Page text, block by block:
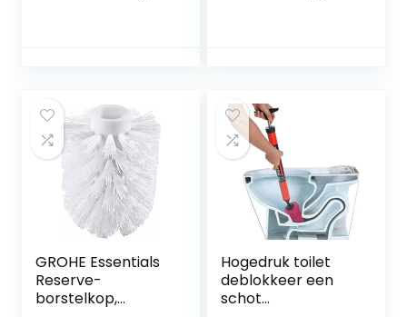
toilet ontstopper
gereedschap voor
het deblokkeren
van badkuip,
afvoer en
Handgreep,
Visuele Meter En
Vormvast
Materiaal Inclusief
Meerdere Bagger
GROHE Essentials
Reserve-
borstelkop,
Hogedruk toilet
deblokkeer een
schot